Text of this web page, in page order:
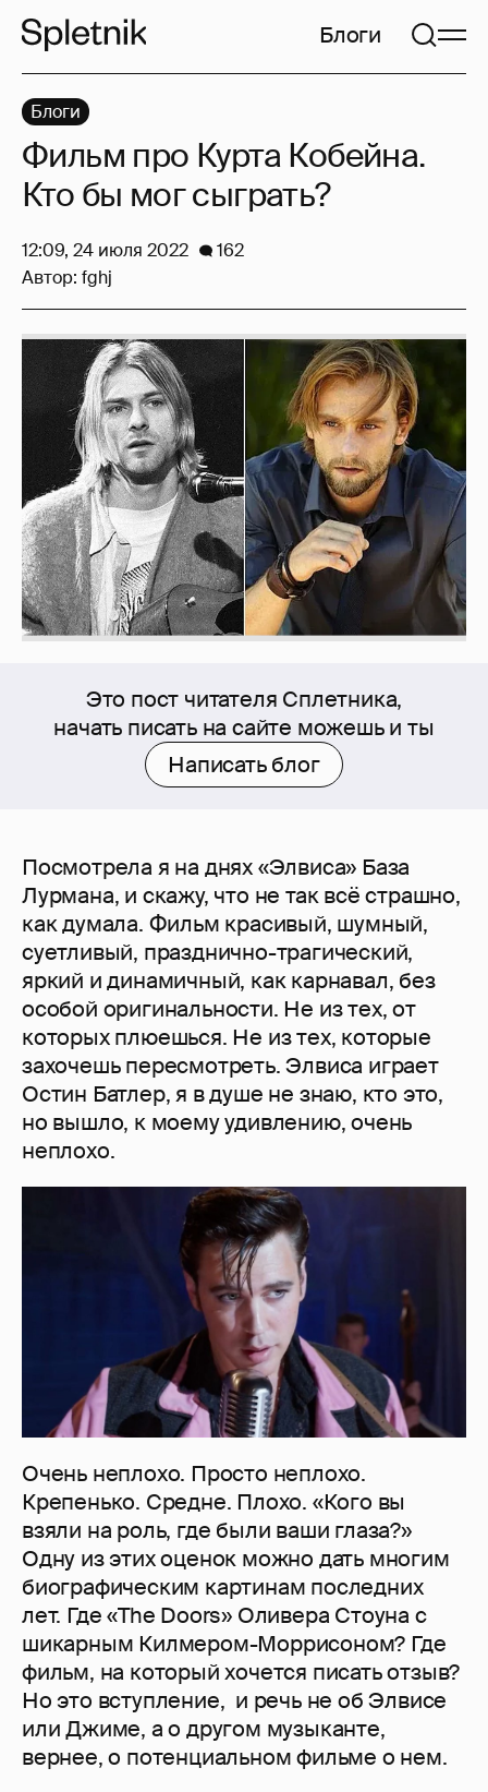
Блоги
Это пост читателя Сплетника,
начать писать на сайте можешь и ты
Написать блог
Посмотрела я на днях «Элвиса» База
Лурмана, и скажу, что не так всё страшно,
как думала. Фильм красивый, шумный,
суетливый, празднично-трагический,
яркий и динамичный, как карнавал, без
особой оригинальности. Не из тех, от
которых плюешься. Не из тех, которые
захочешь пересмотреть. Элвиса играет
Остин Батлер, я в душе не знаю, кто это,
но вышло, к моему удивлению, очень
неплохо.
Очень неплохо. Просто неплохо.
Крепенько. Средне. Плохо. «Кого вы
взяли на роль, где были ваши глаза?»
Одну из этих оценок можно дать многим
биографическим картинам последних
лет. Где «The Doors» Оливера Стоуна с
шикарным Килмером-Моррисоном? Где
фильм, на который хочется писать отзыв?
Но это вступление, и речь не об Элвисе
или Джиме, а о другом музыканте,
вернее, о потенциальном фильме о нем.
Блоги
Фильм про Курта Кобейна.
Кто бы мог сыграть?
12:09, 24 июля 2022
162
Автор: fghj